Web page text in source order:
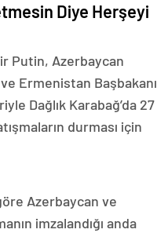
Diye Herşeyi
Putin, Azerbaycan
Ermenistan Başbakanı
Dağlık Karabağ’da 27
durması için
Azerbaycan ve
imzalandığı anda